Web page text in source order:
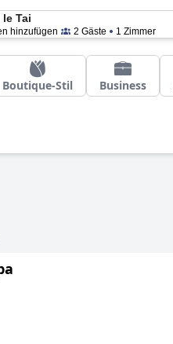
Tai
hinzufügen 2 Gäste 1 Zimmer
Boutique-Stil Business